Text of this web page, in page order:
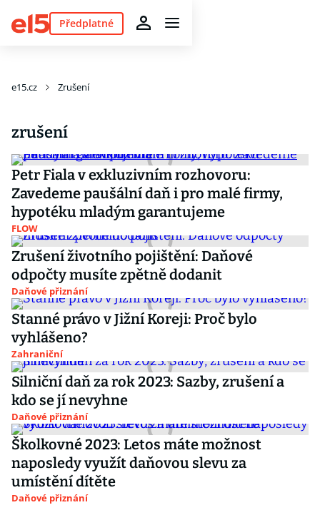
Předplatné
e15.cz Zrušení
zrušení
Petr Fiala v exkluzivním rozhovoru:
Zavedeme paušální daň i pro malé firmy,
hypotéku mladým garantujeme
FLOW
Zrušení životního pojištění: Daňové
odpočty musíte zpětně dodanit
Daňové přiznání
Stanné právo v Jižní Koreji: Proč bylo
vyhlášeno?
Zahraniční
Silniční daň za rok 2023: Sazby, zrušení a
kdo se jí nevyhne
Daňové přiznání
Školkovné 2023: Letos máte možnost
naposledy využít daňovou slevu za
umístění dítěte
Daňové přiznání